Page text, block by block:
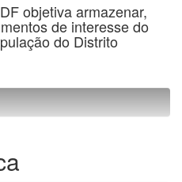
objetiva armazenar,
de interesse do
do Distrito